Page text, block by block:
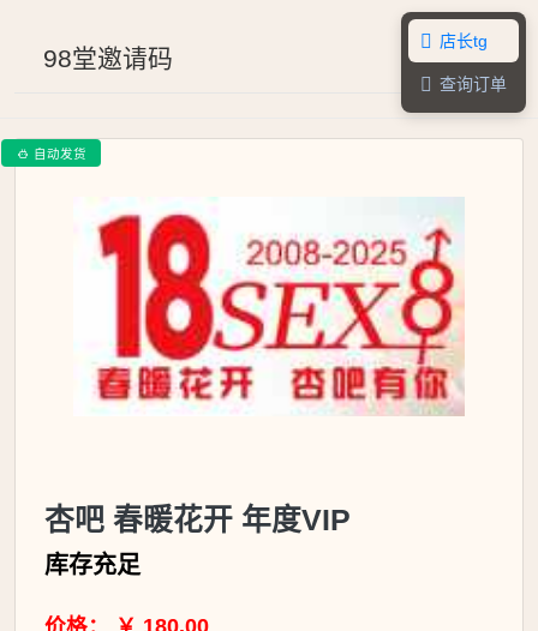
98堂邀请码
 店长tg
 查询订单
 自动发货
杏吧 春暖花开 年度VIP
库存充足